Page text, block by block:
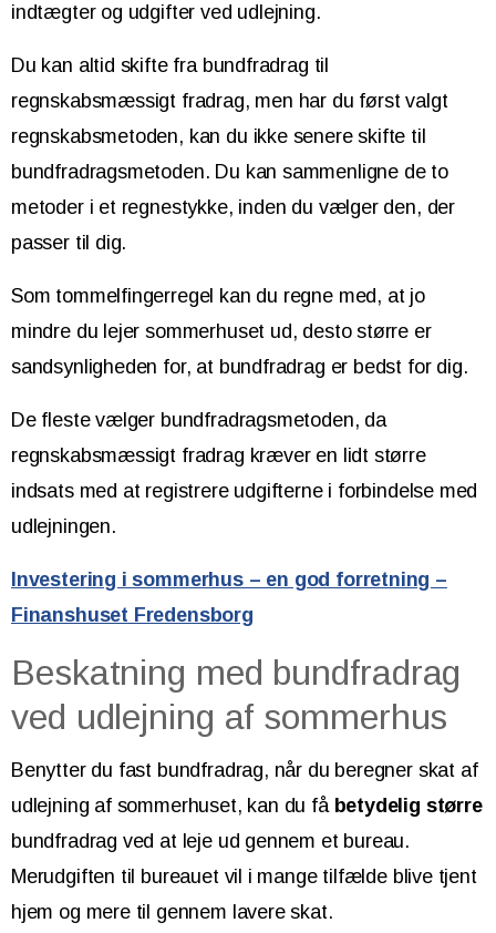
indtægter og udgifter ved udlejning.
Du kan altid skifte fra bundfradrag til
regnskabsmæssigt fradrag, men har du først valgt
regnskabsmetoden, kan du ikke senere skifte til
bundfradragsmetoden. Du kan sammenligne de to
metoder i et regnestykke, inden du vælger den, der
passer til dig.
Som tommelfingerregel kan du regne med, at jo
mindre du lejer sommerhuset ud, desto større er
sandsynligheden for, at bundfradrag er bedst for dig.
De fleste vælger bundfradragsmetoden, da
regnskabsmæssigt fradrag kræver en lidt større
indsats med at registrere udgifterne i forbindelse med
udlejningen.
Investering i sommerhus – en god forretning –
Finanshuset Fredensborg
Beskatning med bundfradrag
ved udlejning af sommerhus
Benytter du fast bundfradrag, når du beregner skat af
udlejning af sommerhuset, kan du få betydelig større
bundfradrag ved at leje ud gennem et bureau.
Merudgiften til bureauet vil i mange tilfælde blive tjent
hjem og mere til gennem lavere skat.